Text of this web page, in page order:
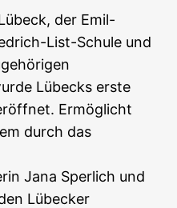
der Emil-
List-Schule und
Lübecks erste
Ermöglicht
durch das
Jana Sperlich und
Lübecker